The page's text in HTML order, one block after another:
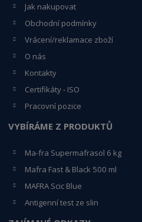
Jak nakupovat
Obchodní podmínky
Vrácení/reklamace zboží
O nás
Kontakty
Certifikáty - ISO
Pracovní pozice
VYBÍRÁME Z PRODUKTŮ
Ma-fra Supermafrasol 6 kg
Mafra Fast & Black 500 ml
MAFRA Scic Blue
Antigenní test ze slin